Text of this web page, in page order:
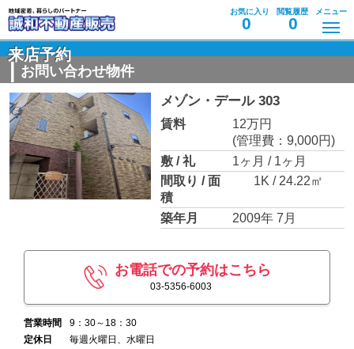
お気に入り
0
閲覧履歴
0
メニュー
来店予約
お問い合わせ物件
メゾン・デール 303
賃料
12万円
(管理費：9,000円)
敷 / 礼
1ヶ月 / 1ヶ月
間取り / 面
積
1K / 24.22㎡
築年月 2009年 7月
お電話での予約はこちら
03-5356-6003
営業時間
9：30～18：30
定休日
毎週火曜日、水曜日